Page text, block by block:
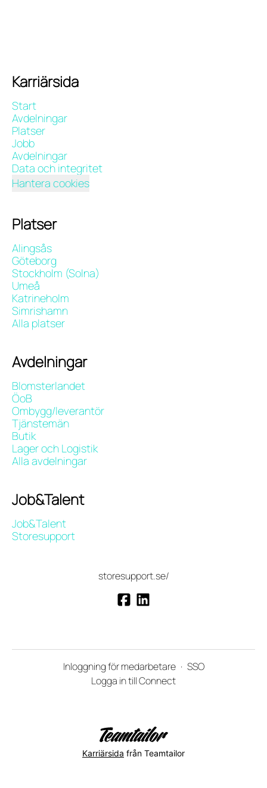
Karriärsida
Start
Avdelningar
Platser
Jobb
Avdelningar
Data och integritet
Hantera cookies
Platser
Alingsås
Göteborg
Stockholm (Solna)
Umeå
Katrineholm
Simrishamn
Alla platser
Avdelningar
Blomsterlandet
ÖoB
Ombygg/leverantör
Tjänstemän
Butik
Lager och Logistik
Alla avdelningar
Job&Talent
Job&Talent
Storesupport
storesupport.se/
Inloggning för medarbetare · SSO
Logga in till Connect
Karriärsida från Teamtailor